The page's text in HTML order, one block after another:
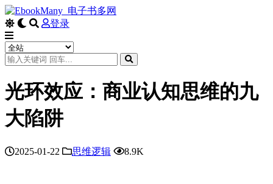
登录
光环效应：商业认知思维的九
大陷阱
2025-01-22 思维逻辑 8.9K